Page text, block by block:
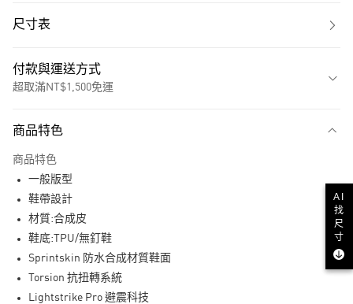
尺寸表
付款與運送方式
超取滿NT$1,500免運
LINE Pay
全家取貨付款
商品特色
商品特色
一般版型
鞋帶設計
材質:合成皮
鞋底:TPU/無釘鞋
Sprintskin 防水合成材質鞋面
Torsion 抗扭轉系統
Lightstrike Pro 避震科技
AI
找
尺
寸